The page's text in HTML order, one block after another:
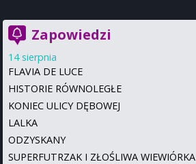
Zapowiedzi
14 sierpnia
FLAVIA DE LUCE
HISTORIE RÓWNOLEGŁE
KONIEC ULICY DĘBOWEJ
LALKA
ODZYSKANY
SUPERFUTRZAK I ZŁOŚLIWA WIEWIÓRKA